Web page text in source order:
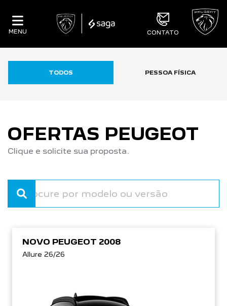
MENU CONTATO
TODOS PESSOA FÍSICA
OFERTAS PEUGEOT
Clique e solicite sua proposta.
NOVO PEUGEOT 2008
Allure 26/26